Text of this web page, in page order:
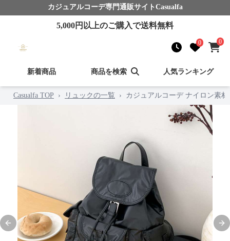
カジュアルコーデ専門通販サイト Casualfa
5,000円以上のご購入で送料無料
0 0
新着商品 商品を検索 人気ランキング
Casualfa TOP › リュックの一覧 › カジュアルコーデ ナイロン素
Previous slide